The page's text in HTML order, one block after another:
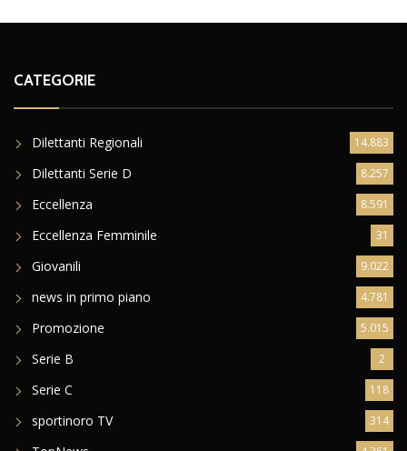
CATEGORIE
Dilettanti Regionali 14.883
Dilettanti Serie D 8.257
Eccellenza 8.591
Eccellenza Femminile 31
Giovanili 9.022
news in primo piano 4.781
Promozione 5.015
Serie B 2
Serie C 118
sportinoro TV 314